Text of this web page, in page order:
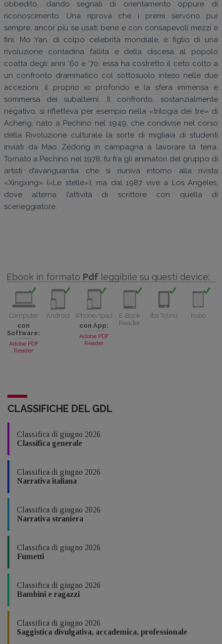
obbedito, dando segnali di orientamento oppure di
riconoscimento. Una riprova che i premi servono pur
sempre, ancor più se usati bene e con consapevoli mezzi e
fini. Mo Yan, di colpo celebrità mondiale, è figlio di una
rivoluzione contadina fallita e della discesa al popolo
coatta degli anni ’60 e ’70: essa ha costretto il ceto colto a
un confronto drammatico col sottosuolo inteso nelle due
accezioni: il proprio io profondo e la sfera immensa e
sommersa dei subalterni. Il confronto, sostanzialmente
negativo, si rifletteva per esempio nella «trilogia dei tre» di
Acheng, nato a Pechino nel 1949, che condivise nel corso
della Rivoluzione culturale la sorte di migliaia di studenti
inviati da Mao Zedong in campagna a lavorare la terra.
Tornato a Pechino nel 1978, fu fra gli animatori del gruppo di
artisti d’avanguardia che si riuniva intorno alla rivista
«Xingxing» («Le stelle»), ma dal 1987 vive a Los Angeles,
dove alterna l’attività di scrittore con quella di
sceneggiatore.
Ebook in formato Pdf leggibile su questi device:
Computer
con
Software:
Adobe PDF
Reader
Android
iPhone/Ipad
con App:
Adobe PDF
Reader
E-Book
Reader
Ibs Tolino Kobo
CLASSIFICHE DEL GDL
Classifica di giugno 2026
Classifica generale
Classifica di giugno 2026
Narrativa italiana
Classifica di giugno 2026
Narrativa straniera
Classifica di giugno 2026
Fumetti
Classifica di giugno 2026
Bambini e ragazzi
Classifica di giugno 2026
Saggistica divulgativa, accademica, professionale